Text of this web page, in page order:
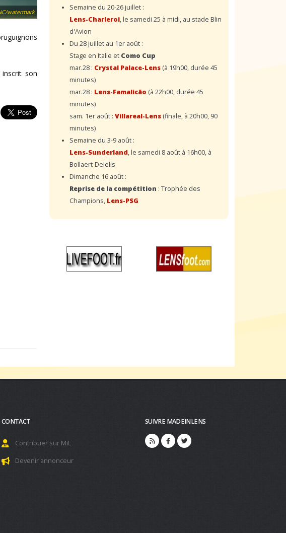
watermark
son
Semaine du 20-26 juillet :
Lens-Charleroi, le samedi 25 à midi, au stade Blin
d'Avion
Du 28 juillet au 1er août :
Stage en Italie et Como Cup
mar.28 : Crystal Palace-Lens (à 19h00, durée 45
minutes)
mar.28 : Lens-Famalicão (à 22h00, durée 45
minutes)
sam. 1er août : Villareal-Lens (finale, à 20h00, 90
minutes)
Semaine du 3-9 août :
Lens-Sunderland, le samedi 8 août à 16h00, à
Bollaert-Delelis
Dimanche 16 août :
Reprise de la compétition : Trophée des
Champions, Lens-PSG
CONTACT
Contribuer sur MiL
Devenir annonceur
SUIVRE MADEINLENS